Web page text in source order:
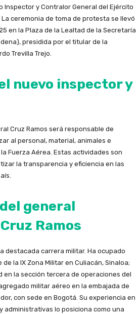
Inspector y Contralor General del Ejército
ceremonia de toma de protesta se llevó
en la Plaza de la Lealtad de la Secretaría
presidida por el titular de la
Trevilla Trejo.
nuevo inspector y
Cruz Ramos será responsable de
al personal, material, animales e
Fuerza Aérea. Estas actividades son
la transparencia y eficiencia en las
general
Ramos
destacada carrera militar. Ha ocupado
la IX Zona Militar en Culiacán, Sinaloa;
en la sección tercera de operaciones del
militar aéreo en la embajada de
con sede en Bogotá. Su experiencia en
administrativas lo posiciona como una